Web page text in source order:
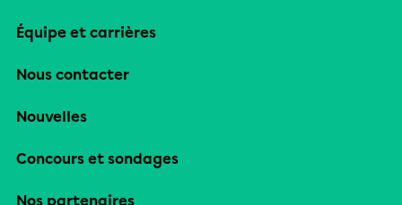
Équipe et carrières
Nous contacter
Nouvelles
Concours et sondages
Nos partenaires